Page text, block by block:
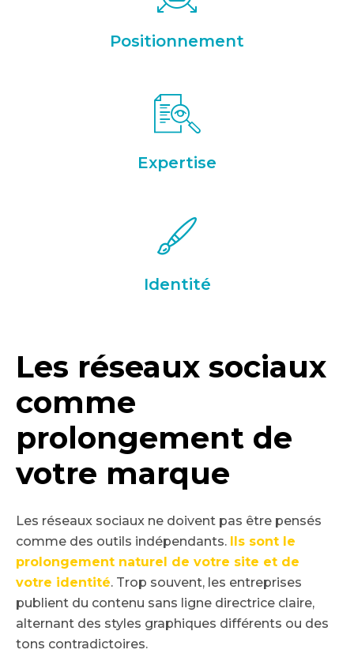
Positionnement
Expertise
Identité
Les réseaux sociaux
comme
prolongement de
votre marque
Les réseaux sociaux ne doivent pas être pensés
comme des outils indépendants. Ils sont le
prolongement naturel de votre site et de
votre identité. Trop souvent, les entreprises
publient du contenu sans ligne directrice claire,
alternant des styles graphiques différents ou des
tons contradictoires.